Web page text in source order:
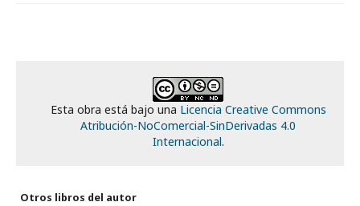
Esta obra está bajo una Licencia Creative Commons
Atribución-NoComercial-SinDerivadas 4.0
Internacional.
Otros libros del autor